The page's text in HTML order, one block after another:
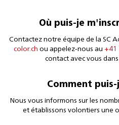
Où puis-je
Contactez notre équipe de la SC
color.ch ou appelez-nous au +41
contact avec vous
Comment
Nous vous informons sur les
et établissons volontiers une